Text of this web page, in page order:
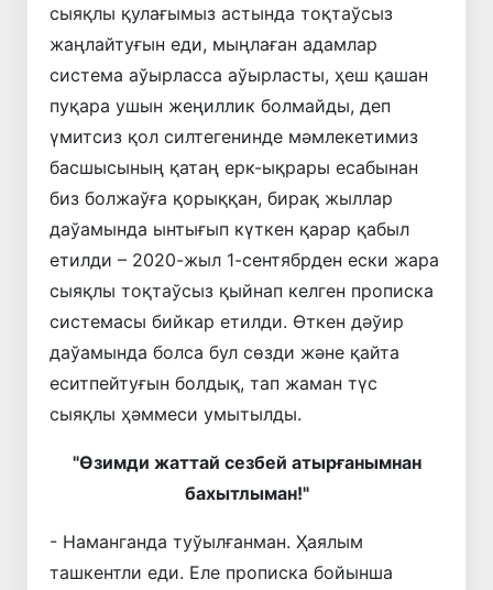
сыяқлы қулағымыз астында тоқтаўсыз
жаңлайтуғын еди, мыңлаған адамлар
система аўырласса аўырласты, ҳеш қашан
пуқара ушын жеңиллик болмайды, деп
үмитсиз қол силтегенинде мәмлекетимиз
басшысының қатаң ерк-ықрары есабынан
биз болжаўға қорыққан, бирақ жыллар
даўамында ынтығып күткен қарар қабыл
етилди – 2020-жыл 1-сентябрден ески жара
сыяқлы тоқтаўсыз қыйнап келген прописка
системасы бийкар етилди. Өткен дәўир
даўамында болса бул сөзди және қайта
еситпейтуғын болдық, тап жаман түс
сыяқлы ҳәммеси умытылды.
"Өзимди жаттай сезбей атырғанымнан
бахытлыман!"
- Наманганда туўылғанман. Ҳаялым
ташкентли еди. Еле прописка бойынша